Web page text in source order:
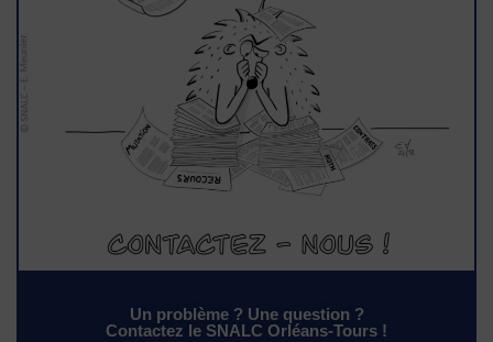
Un problème ? Une question ?
Contactez le SNALC Orléans-Tours !